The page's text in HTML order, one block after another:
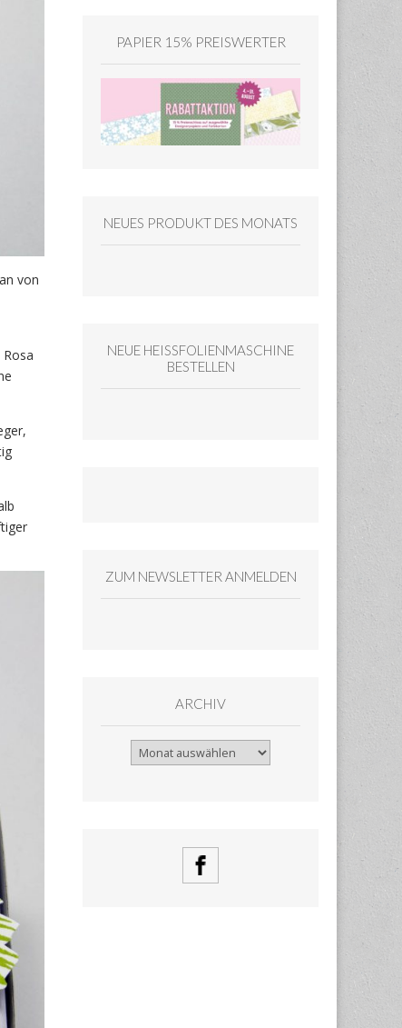
von
PAPIER 15% PREISWERTER
NEUES PRODUKT DES MONATS
NEUE HEISSFOLIENMASCHINE
BESTELLEN
ZUM NEWSLETTER ANMELDEN
ARCHIV
Archiv